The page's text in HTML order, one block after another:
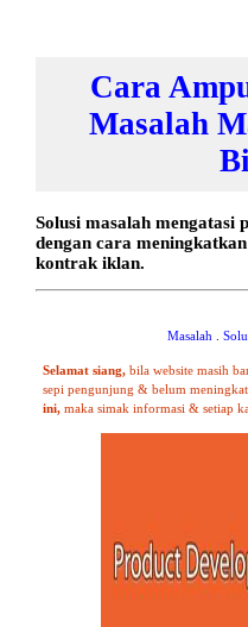
Cara
Masalah
Solusi masalah mengatasi
dengan cara
kontrak iklan.
Masalah
Selamat siang, bila website masih
sepi pengunjung & belum
ini, maka simak informasi & setiap